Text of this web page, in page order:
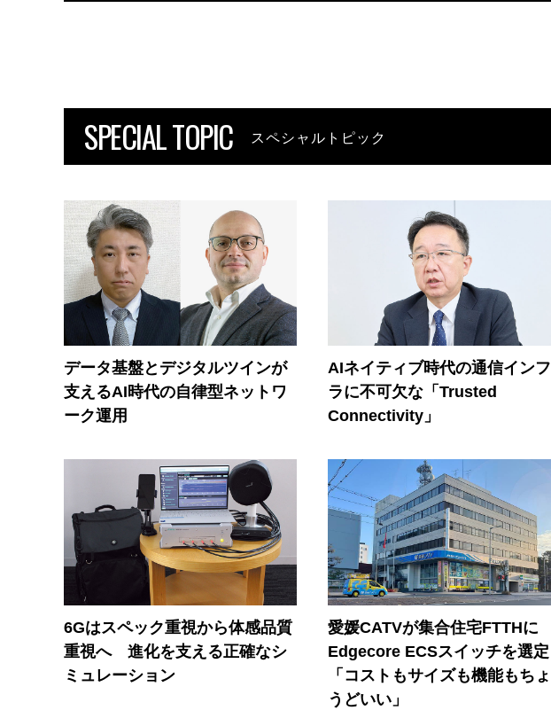
SPECIAL TOPIC スペシャルトピック
データ基盤とデジタルツインが
支えるAI時代の自律型ネットワ
ーク運用
AIネイティブ時代の通信インフ
ラに不可欠な「Trusted
Connectivity」
6Gはスペック重視から体感品質
重視へ 進化を支える正確なシ
ミュレーション
愛媛CATVが集合住宅FTTHに
Edgecore ECSスイッチを選定
「コストもサイズも機能もちょ
うどいい」